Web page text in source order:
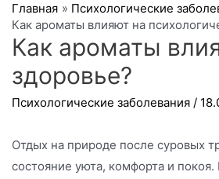
Главная
Психологические
Как ароматы влияют на
Как ароматы
здоровье?
Психологические заболевания /
Отдых на природе после суровых
состояние уюта, комфорта и